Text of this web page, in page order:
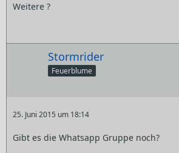
Weitere ?
Stormrider
Feuerblume
25. Juni 2015 um 18:14
Gibt es die Whatsapp Gruppe noch?